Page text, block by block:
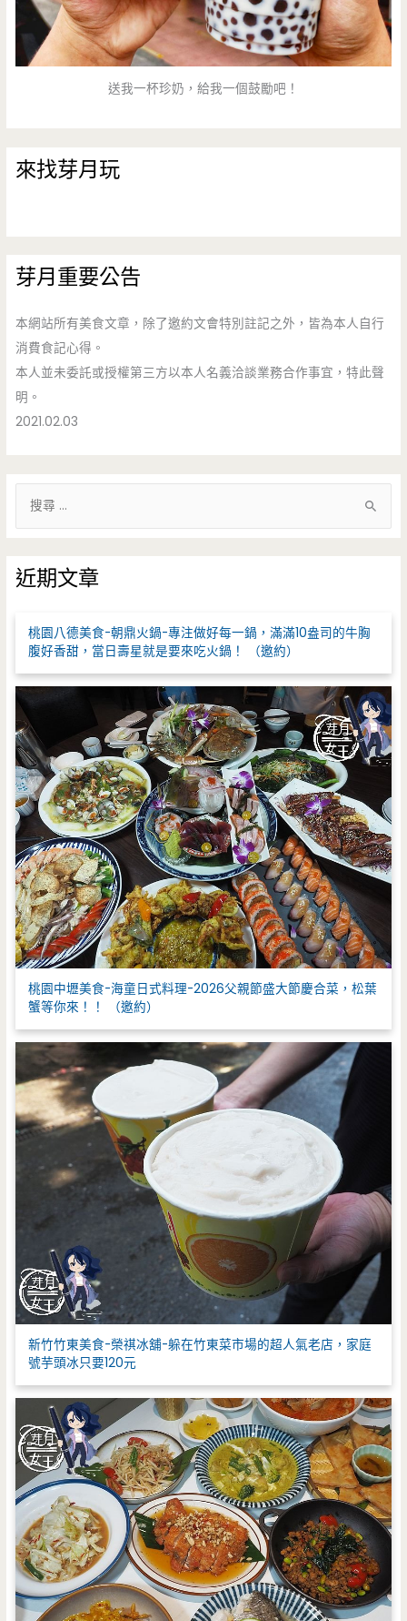
送我一杯珍奶，給我一個鼓勵吧！
來找芽月玩
芽月重要公告
本網站所有美食文章，除了邀約文會特別註記之外，皆為本人自行
消費食記心得。
本人並未委託或授權第三方以本人名義洽談業務合作事宜，特此聲
明。
2021.02.03
鍵
字
近期文章
桃園八德美食-朝鼎火鍋-專注做好每一鍋，滿滿10盎司的牛胸
腹好香甜，當日壽星就是要來吃火鍋！ （邀約）
桃園中壢美食-海童日式料理-2026父親節盛大節慶合菜，松葉
蟹等你來！！ （邀約）
新竹竹東美食-榮祺冰舖-躲在竹東菜市場的超人氣老店，家庭
號芋頭冰只要120元